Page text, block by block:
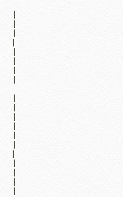
|
|
|
|
|
|
|
|
|
|
|
|
|
|
|
|
|
|
|